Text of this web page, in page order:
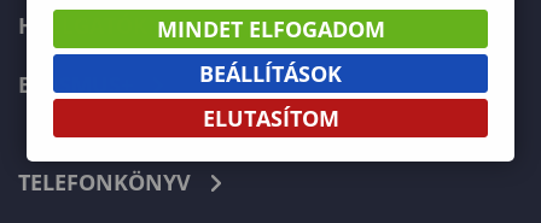
HALLGATÓKNAK
ERASMUS+
TELEFONKÖNYV
MINDET ELFOGADOM
BEÁLLÍTÁSOK
ELUTASÍTOM